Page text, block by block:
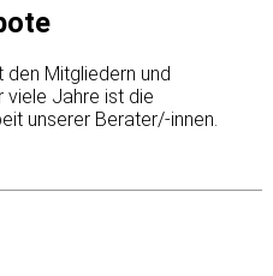
Mitgliedern und
viele Jahre ist die
unserer Berater/-innen.